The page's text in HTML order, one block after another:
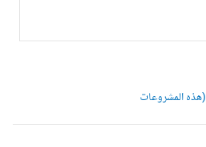
المشروعات